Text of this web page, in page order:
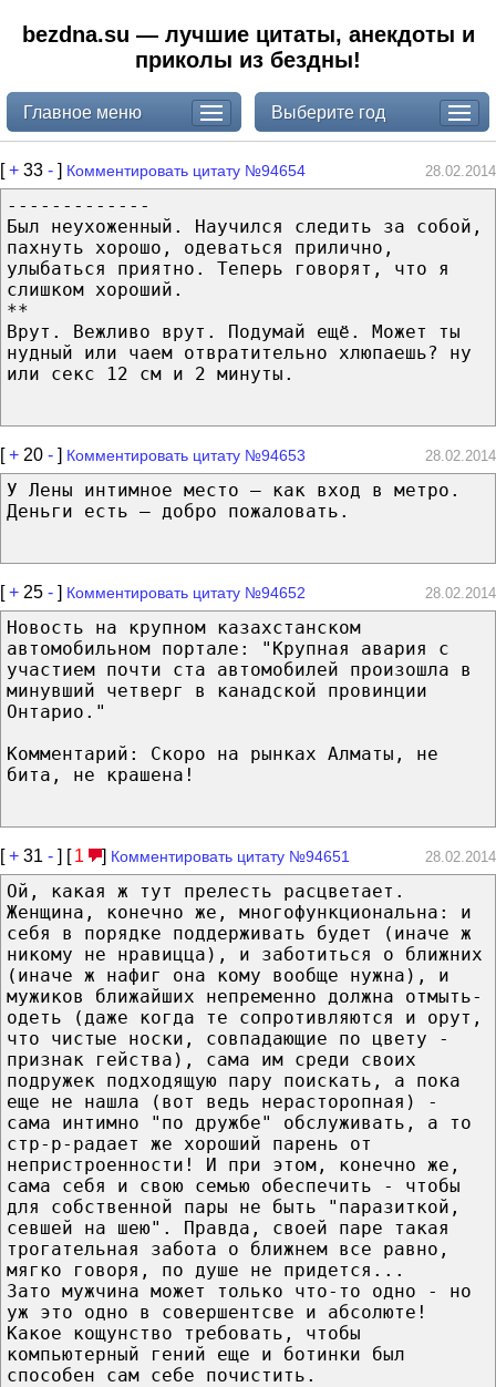
bezdna.su — лучшие цитаты, анекдоты и
приколы из бездны!
Главное меню Выберите год
[+ 33 - ] Комментировать цитату №94654 28.02.2014
-------------
Был неухоженный. Научился следить за собой,
пахнуть хорошо, одеваться прилично,
улыбаться приятно. Теперь говорят, что я
слишком хороший.
**
Врут. Вежливо врут. Подумай ещё. Может ты
нудный или чаем отвратительно хлюпаешь? ну
или секс 12 см и 2 минуты.
[+ 20 - ] Комментировать цитату №94653 28.02.2014
У Лены интимное место – как вход в метро.
Деньги есть – добро пожаловать.
[+ 25 - ] Комментировать цитату №94652 28.02.2014
Новость на крупном казахстанском
автомобильном портале: "Крупная авария с
участием почти ста автомобилей произошла в
минувший четверг в канадской провинции
Онтарио."
Комментарий: Скоро на рынках Алматы, не
бита, не крашена!
[+ 31 - ] [ 1 ] Комментировать цитату №94651 28.02.2014
Ой, какая ж тут прелесть расцветает.
Женщина, конечно же, многофункциональна: и
себя в порядке поддерживать будет (иначе ж
никому не нравицца), и заботиться о ближних
(иначе ж нафиг она кому вообще нужна), и
мужиков ближайших непременно должна отмыть-
одеть (даже когда те сопротивляются и орут,
что чистые носки, совпадающие по цвету -
признак гейства), сама им среди своих
подружек подходящую пару поискать, а пока
еще не нашла (вот ведь нерасторопная) -
сама интимно "по дружбе" обслуживать, а то
стр-р-радает же хороший парень от
непристроенности! И при этом, конечно же,
сама себя и свою семью обеспечить - чтобы
для собственной пары не быть "паразиткой,
севшей на шею". Правда, своей паре такая
трогательная забота о ближнем все равно,
мягко говоря, по душе не придется...
Зато мужчина может только что-то одно - но
уж это одно в совершентсве и абсолюте!
Какое кощунство требовать, чтобы
компьютерный гений еще и ботинки был
способен сам себе почистить.